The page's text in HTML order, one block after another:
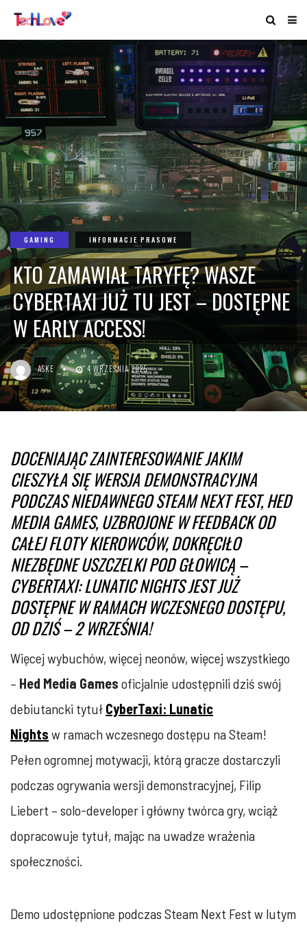
GAMING INFORMACJE PRASOWE
KTO ZAMAWIAŁ TARYFĘ? WASZE
CYBERTAXI JUŻ TU JEST – DOSTĘPNE
W EARLY ACCESS!
ASKE 4 WRZEŚNIA 2025
DOCENIAJĄC ZAINTERESOWANIE JAKIM
CIESZYŁA SIĘ WERSJA DEMONSTRACYJNA
PODCZAS NIEDAWNEGO STEAM NEXT FEST, HED
MEDIA GAMES, UZBROJONE W FEEDBACK OD
CAŁEJ FLOTY KIEROWCÓW, DOKRĘCIŁO
NIEZBĘDNE USZCZELKI POD GŁOWICĄ –
CYBERTAXI: LUNATIC NIGHTS JEST JUŻ
DOSTĘPNE W RAMACH WCZESNEGO DOSTĘPU,
OD DZIŚ – 2 WRZEŚNIA!
Więcej wybuchów, więcej neonów, więcej wszystkiego
– Hed Media Games oficjalnie udostępnili dziś swój
debiutancki tytuł CyberTaxi: Lunatic
Nights w ramach wczesnego dostępu na Steam!
Pełen ogromnej motywacji, którą gracze dostarczyli
podczas ogrywania wersji demonstracyjnej, Filip
Liebert – solo-developer i główny twórca gry, wciąż
dopracowuje tytuł, mając na uwadze wrażenia
społeczności.
Demo udostępnione podczas Steam Next Fest w lutym